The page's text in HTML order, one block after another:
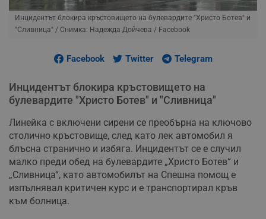
Инцидентът блокира кръстовището на булевардите "Христо Ботев" и
"Сливница" / Снимка: Надежда Дойчева / Facebook
Facebook Twitter Telegram
Инцидентът блокира кръстовището на
булевардите "Христо Ботев" и "Сливница"
Линейка с включени сирени се преобърна на ключово
столично кръстовище, след като лек автомобил я
блъсна странично и избяга. Инцидентът се е случил
малко преди обед на булевардите „Христо Ботев“ и
„Сливница“, като автомобилът на Спешна помощ е
изпълнявал критичен курс и е транспортирал кръв
към болница.